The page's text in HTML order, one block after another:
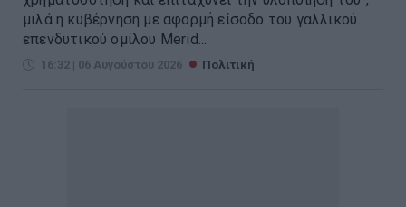
μιλά η κυβέρνηση με αφορμή είσοδο του γαλλικού
επενδυτικού ομίλου Merid...
16:32 | 06 Αυγούστου 2026 Πολιτική